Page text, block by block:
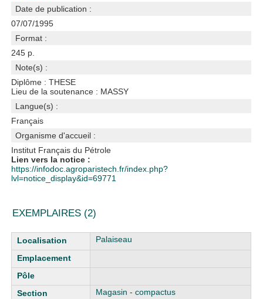
Date de publication :
07/07/1995
Format :
245 p.
Note(s) :
Diplôme : THESE
Lieu de la soutenance : MASSY
Langue(s) :
Français
Organisme d'accueil :
Institut Français du Pétrole
Lien vers la notice :
https://infodoc.agroparistech.fr/index.php?
lvl=notice_display&id=69771
EXEMPLAIRES (2)
Liste des exemplaires Palaiseau
Magasin - compactus